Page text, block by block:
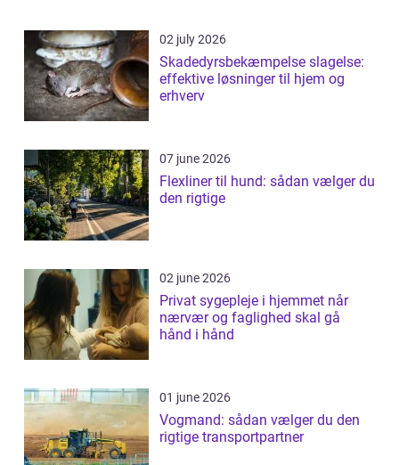
02 july 2026
Skadedyrsbekæmpelse slagelse:
effektive løsninger til hjem og
erhverv
07 june 2026
Flexliner til hund: sådan vælger du
den rigtige
02 june 2026
Privat sygepleje i hjemmet når
nærvær og faglighed skal gå
hånd i hånd
01 june 2026
Vogmand: sådan vælger du den
rigtige transportpartner